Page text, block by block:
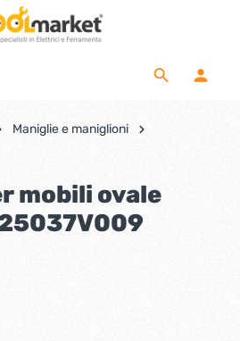
Maniglie e maniglioni
mobili ovale